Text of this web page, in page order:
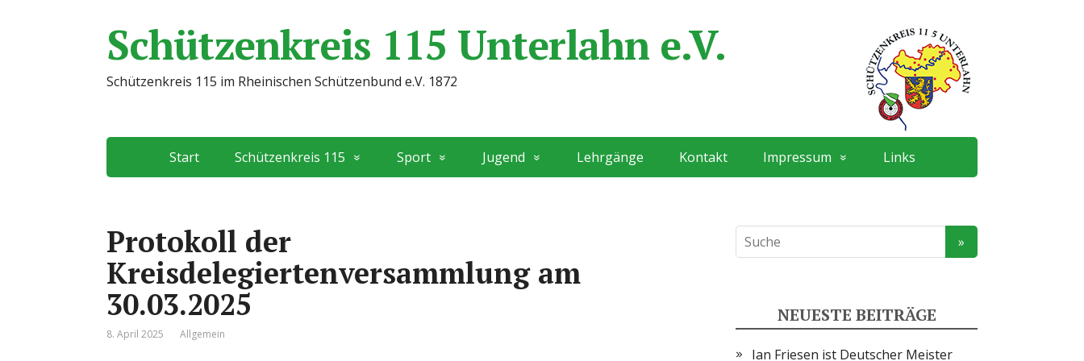
Schützenkreis 115 Unterlahn e.V.
Schützenkreis 115 im Rheinischen Schützenbund e.V. 1872
Start Schützenkreis 115 Sport Jugend Lehrgänge Kontakt Impressum Links
Protokoll der
Kreisdelegiertenversammlung am
30.03.2025
8. April 2025 Allgemein
NEUESTE BEITRÄGE
Ian Friesen ist Deutscher Meister